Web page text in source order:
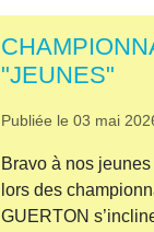
"JEUNES"
Publiée le 03 mai
Bravo à nos
lors des
GUERTON